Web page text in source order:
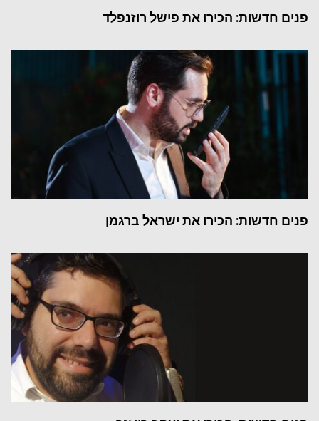
פנים חדשות: הכירו את פישל רוזנפלד
פנים חדשות: הכירו את ישראל ברגמן